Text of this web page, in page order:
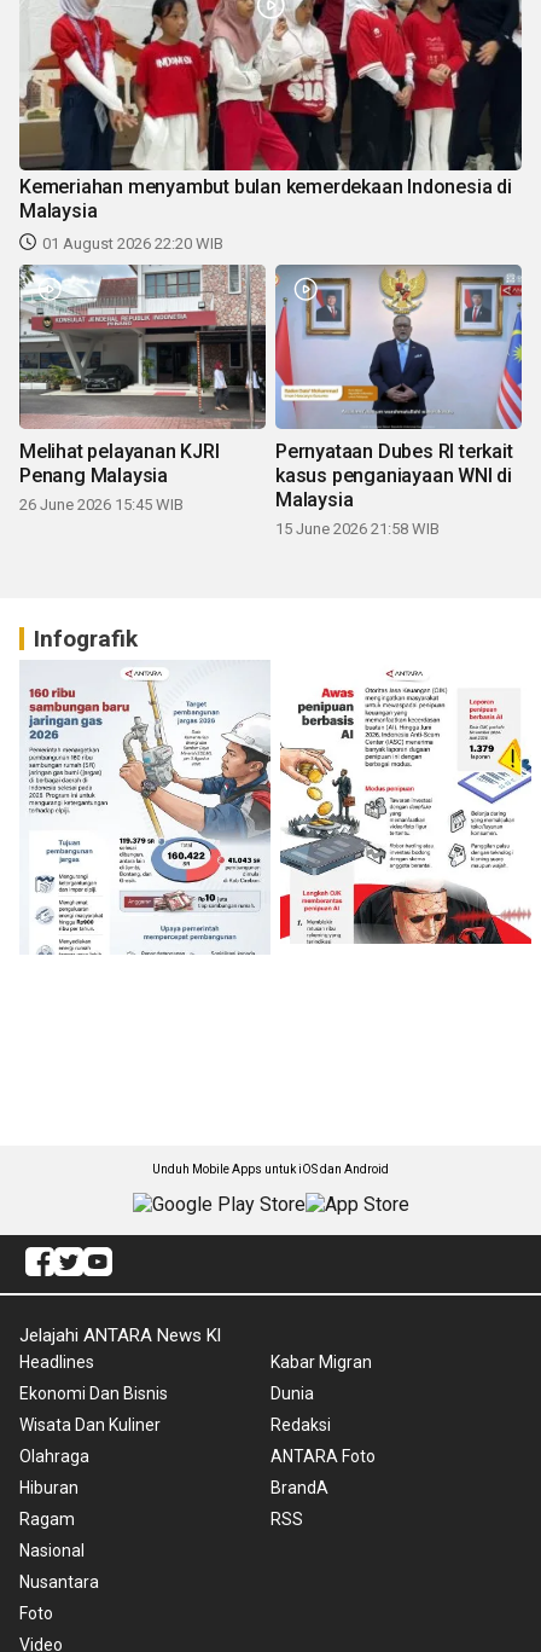
Kemeriahan menyambut bulan kemerdekaan Indonesia di
Malaysia
01 August 2026 22:20 WIB
Melihat pelayanan KJRI
Penang Malaysia
26 June 2026 15:45 WIB
Pernyataan Dubes RI terkait
kasus penganiayaan WNI di
Malaysia
15 June 2026 21:58 WIB
Infografik
Unduh Mobile Apps untuk iOS dan Android
Jelajahi ANTARA News Kl
Headlines
Ekonomi Dan Bisnis
Wisata Dan Kuliner
Olahraga
Hiburan
Ragam
Nasional
Nusantara
Foto
Video
Kabar Migran
Dunia
Redaksi
ANTARA Foto
BrandA
RSS